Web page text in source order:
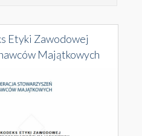
Etyki Zawodowej
Majątkowych